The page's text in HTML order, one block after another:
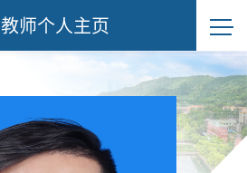
教师个人主页